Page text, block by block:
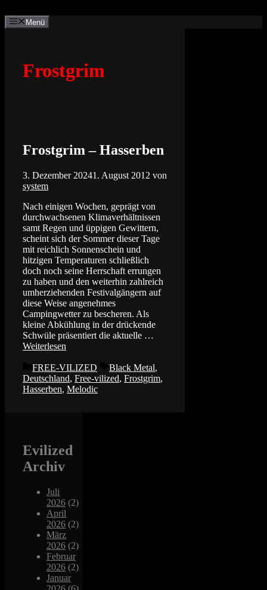
Inhalt
springen
Menü
Frostgrim
Frostgrim – Hasserben
3. Dezember 20241. August 2012 von
system
Nach einigen Wochen, geprägt von
durchwachsenen Klimaverhältnissen
samt Regen und üppigen Gewittern,
scheint sich der Sommer dieser Tage
mit reichlich Sonnenschein und
hitzigen Temperaturen schließlich
doch noch seine Herrschaft errungen
zu haben und den weiterhin zahlreich
umherziehenden Festivalgängern auf
diese Weise angenehmes
Campingwetter zu bescheren. Als
kleine Abkühlung in der drückende
Schwüle präsentiert die aktuelle …
Weiterlesen
Kategorien
FREE-VILIZED Schlagwörter
Black Metal,
Deutschland, Free-vilized, Frostgrim,
Hasserben, Melodic
Evilized
Archiv
Juli
2026 (2)
April
2026 (2)
März
2026 (2)
Februar
2026 (2)
Januar